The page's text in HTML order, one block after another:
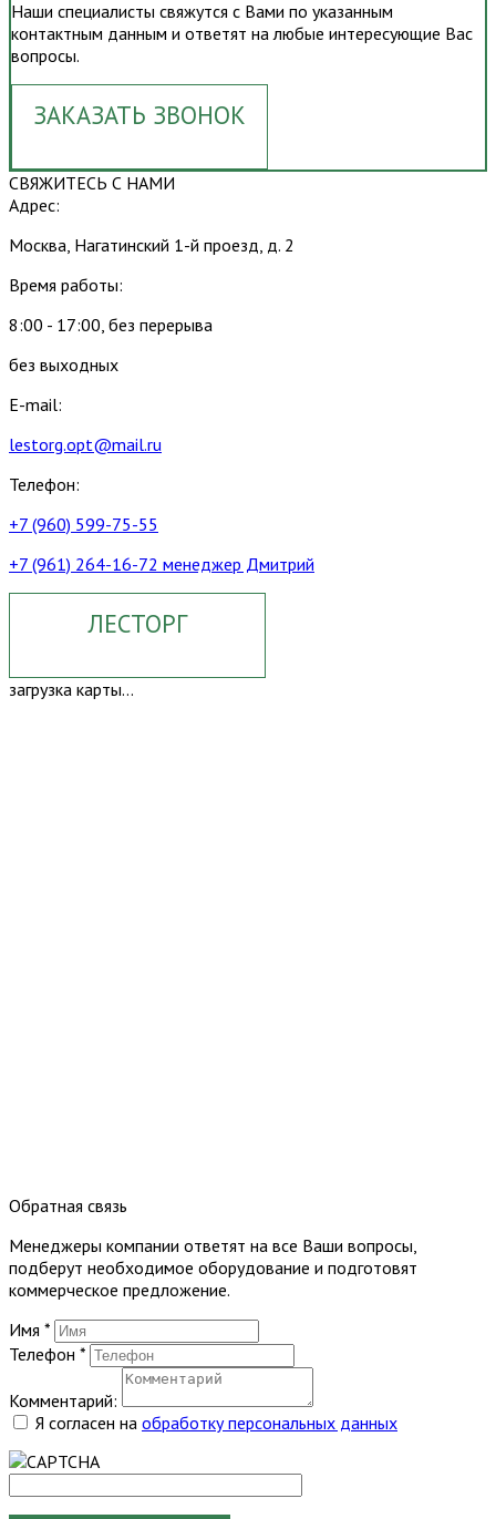
Наши специалисты свяжутся с Вами по указанным
контактным данным и ответят на любые интересующие Вас
вопросы.
ЗАКАЗАТЬ ЗВОНОК
СВЯЖИТЕСЬ С НАМИ
Адрес:
Москва, Нагатинский 1-й проезд, д. 2
Время работы:
8:00 - 17:00, без перерыва
без выходных
E-mail:
lestorg.opt@mail.ru
Телефон:
+7 (960) 599-75-55
+7 (961) 264-16-72 менеджер Дмитрий
ЛЕСТОРГ
загрузка карты...
Обратная связь
Менеджеры компании ответят на все Ваши вопросы,
подберут необходимое оборудование и подготовят
коммерческое предложение.
Имя *
Телефон *
Комментарий:
Я согласен на обработку персональных данных